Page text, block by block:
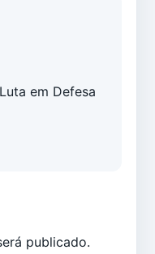
em Defesa
publicado.